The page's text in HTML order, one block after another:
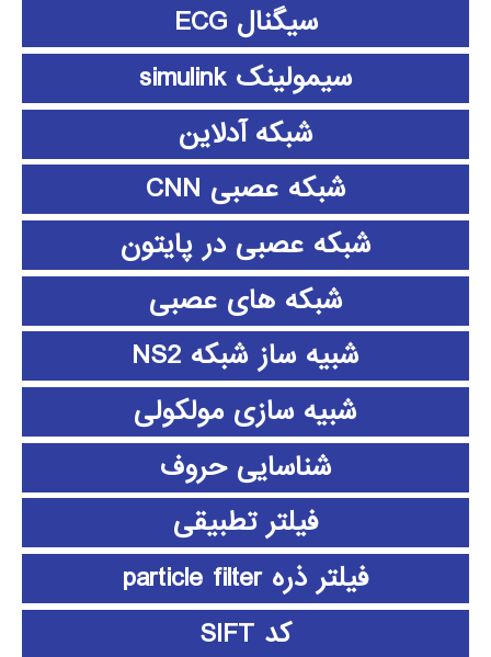
سیگنال ECG
سیمولینک simulink
شبکه آدلاین
شبکه عصبی CNN
شبکه عصبی در پایتون
شبکه های عصبی
شبیه ساز شبکه NS2
شبیه سازی مولکولی
شناسایی حروف
فیلتر تطبیقی
فیلتر ذره particle filter
کد SIFT